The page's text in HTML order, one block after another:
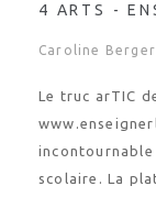
4 ARTS -
Caroline
Le truc arTIC
incontournable
scolaire. La